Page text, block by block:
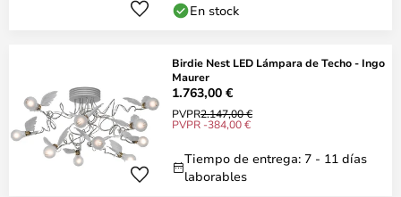
En stock
Birdie Nest LED Lámpara de Techo - Ingo
Maurer
1.763,00 €
PVPR2.147,00 €
PVPR -384,00 €
Tiempo de entrega: 7 - 11 días
laborables